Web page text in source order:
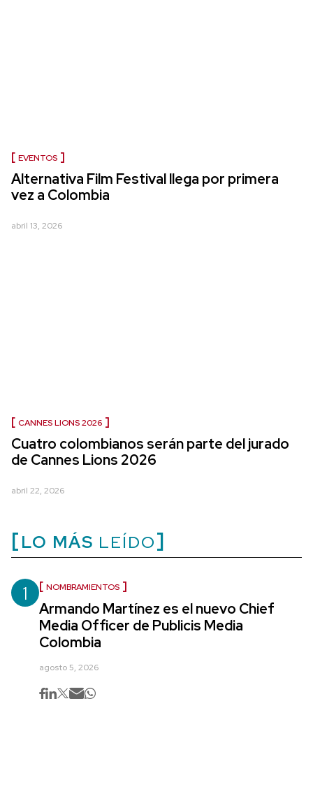
EVENTOS
Alternativa Film Festival llega por primera
vez a Colombia
abril 13, 2026
CANNES LIONS 2026
Cuatro colombianos serán parte del jurado
de Cannes Lions 2026
abril 22, 2026
LO MÁS LEÍDO
1 NOMBRAMIENTOS
Armando Martínez es el nuevo Chief
Media Officer de Publicis Media
Colombia
agosto 5, 2026